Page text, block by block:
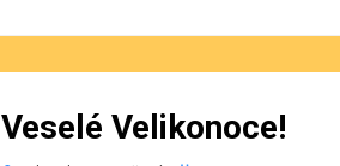
Veselé Velikonoce!